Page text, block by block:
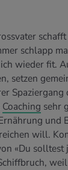
schlapp
wieder fit.
setzen
Coaching sehr
und
will.
«Du